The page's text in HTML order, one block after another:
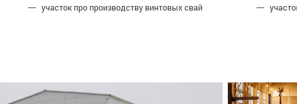
участок про производству винтовых свай